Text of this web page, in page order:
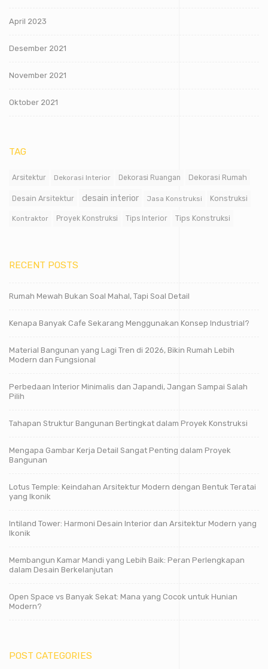
April 2023
Desember 2021
November 2021
Oktober 2021
TAG
Arsitektur Dekorasi Interior Dekorasi Ruangan Dekorasi Rumah
Desain Arsitektur desain interior Jasa Konstruksi Konstruksi
Kontraktor Proyek Konstruksi Tips Interior Tips Konstruksi
RECENT POSTS
Rumah Mewah Bukan Soal Mahal, Tapi Soal Detail
Kenapa Banyak Cafe Sekarang Menggunakan Konsep Industrial?
Material Bangunan yang Lagi Tren di 2026, Bikin Rumah Lebih
Modern dan Fungsional
Perbedaan Interior Minimalis dan Japandi, Jangan Sampai Salah
Pilih
Tahapan Struktur Bangunan Bertingkat dalam Proyek Konstruksi
Mengapa Gambar Kerja Detail Sangat Penting dalam Proyek
Bangunan
Lotus Temple: Keindahan Arsitektur Modern dengan Bentuk Teratai
yang Ikonik
Intiland Tower: Harmoni Desain Interior dan Arsitektur Modern yang
Ikonik
Membangun Kamar Mandi yang Lebih Baik: Peran Perlengkapan
dalam Desain Berkelanjutan
Open Space vs Banyak Sekat: Mana yang Cocok untuk Hunian
Modern?
POST CATEGORIES